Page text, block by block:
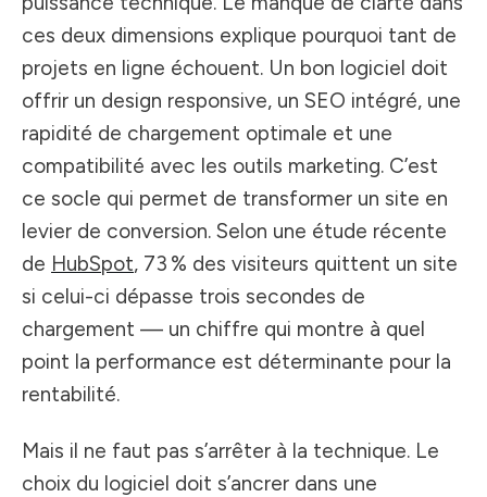
ces deux dimensions explique pourquoi tant de
projets en ligne échouent. Un bon logiciel doit
offrir un design responsive, un SEO intégré, une
rapidité de chargement optimale et une
compatibilité avec les outils marketing. C’est
ce socle qui permet de transformer un site en
levier de conversion. Selon une étude récente
de HubSpot, 73 % des visiteurs quittent un site
si celui-ci dépasse trois secondes de
chargement — un chiffre qui montre à quel
point la performance est déterminante pour la
rentabilité.
Mais il ne faut pas s’arrêter à la technique. Le
choix du logiciel doit s’ancrer dans une